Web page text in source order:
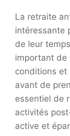
La retraite
intéressante
de leur
important de
conditions et
avant de
essentiel de
activités
active et